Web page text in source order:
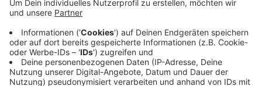
in Richtung Frankfurt wird heute Nacht gesperrt -
dem roten Punkt gekennzeichnete Umleitung führt
über die Anschlussstelle Eichlinghhofen.
Rettungskräfte im Einsatz können die Baustelle
passieren.